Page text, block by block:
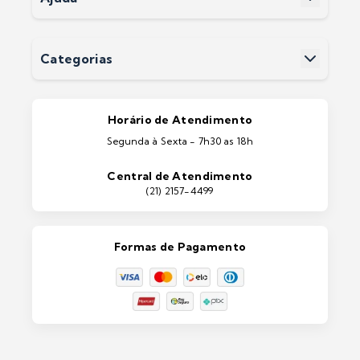
Entrega
Categorias
Portas e Janelas
Máquinas e Equipamentos
Lixeiras e Contentores
Horário de Atendimento
Segunda à Sexta - 7h30 as 18h
Central de Atendimento
(21) 2157-4499
Formas de Pagamento